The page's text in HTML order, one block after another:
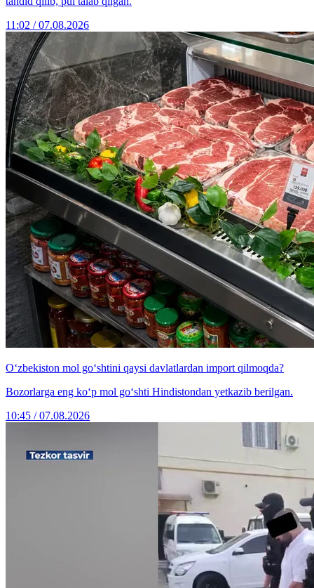
11:02 / 07.08.2026
O‘zbekiston mol go‘shtini qaysi davlatlardan import qilmoqda?
Bozorlarga eng ko‘p mol go‘shti Hindistondan yetkazib berilgan.
10:45 / 07.08.2026